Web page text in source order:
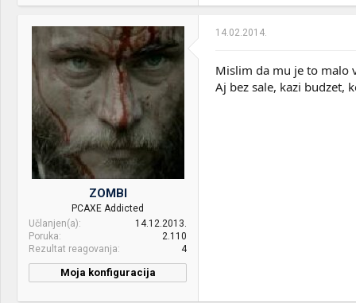
Name:
CPU & cooler:
Intel i7 9700K@5GHz ft.
EKWB H2O
Motherboard:
ASUS ROG Strix Z370-E
Gaming
RAM:
Corsair Dominator Platinum
32GB 3000MHz
VGA & cooler: ASUS RX 5700 XT Strix OC
Display:
LG 32GK850G (VA 165Hz) +
AOC Q3279VWFD8 (IPS
SSD Samsung 970 EVO
Sound:
ASUS Essence STU + Rotel
RA-05/JBL L16
ZOMBI
PCAXE Addicted
Učlanjen(a)
14.12.2013.
Poruka
2.110
Rezultat reagovanja
4
Moja konfiguracija
14.02.2014.
Mislim da mu je to malo
Aj bez sale, kazi budzet,